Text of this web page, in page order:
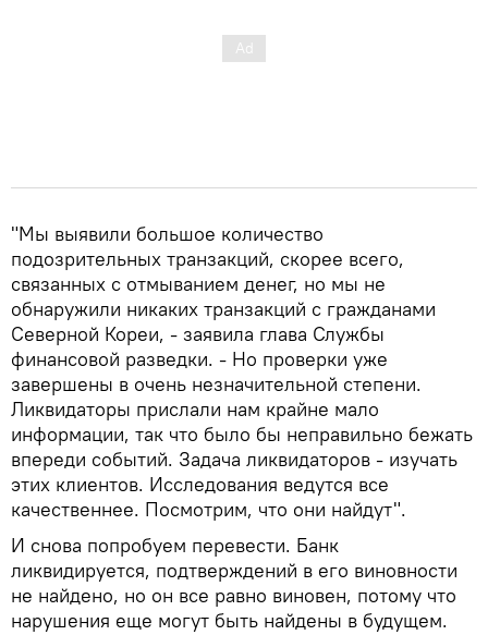
"Мы выявили большое количество
подозрительных транзакций, скорее всего,
связанных с отмыванием денег, но мы не
обнаружили никаких транзакций с гражданами
Северной Кореи, - заявила глава Службы
финансовой разведки. - Но проверки уже
завершены в очень незначительной степени.
Ликвидаторы прислали нам крайне мало
информации, так что было бы неправильно бежать
впереди событий. Задача ликвидаторов - изучать
этих клиентов. Исследования ведутся все
качественнее. Посмотрим, что они найдут".
И снова попробуем перевести. Банк
ликвидируется, подтверждений в его виновности
не найдено, но он все равно виновен, потому что
нарушения еще могут быть найдены в будущем.